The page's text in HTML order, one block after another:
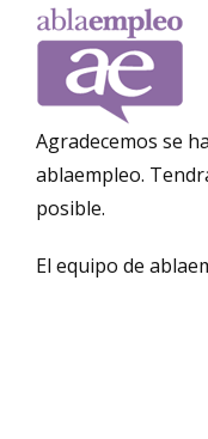
Agradecemos se
ablaempleo.
posible.
El equipo de